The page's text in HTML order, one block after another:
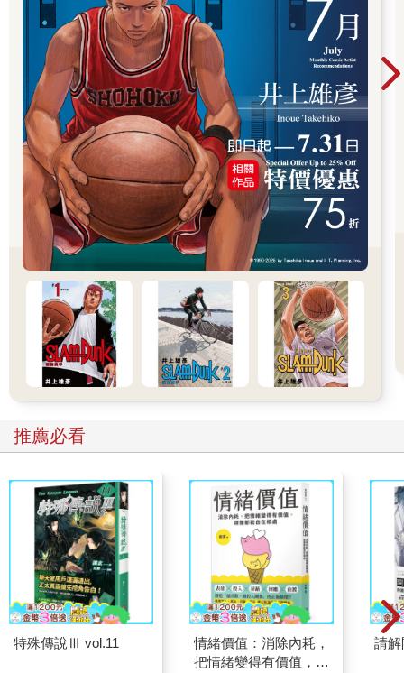
推薦必看
特殊傳說Ⅲ vol.11
情緒價值：消除內耗，
把情緒變得有價值，跟
請解